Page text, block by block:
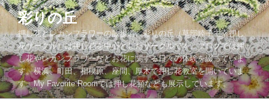
コ
ン
テ
ン
ツ
へ
ス
彩りの丘
押し花とレカンフラワーの散歩道。彩りの丘（草部睦子主宰押し
花サークル）は押し花を中心としたサークルです。ブログでは押
し花やレカンフラワーなどお花に関する日々の体験を綴っていま
す。横浜、町田、相模原、座間、厚木で押し花教室を開いていま
す。My Favorite Roomでは押し花額なども展示しています。